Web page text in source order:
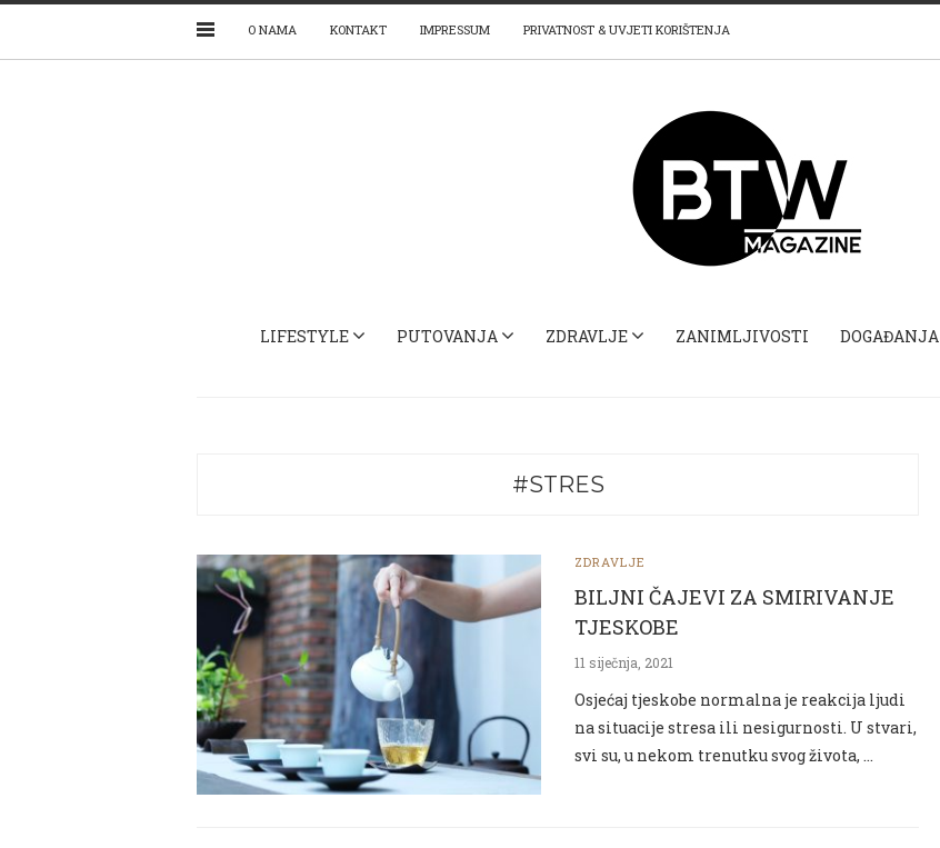
O NAMA KONTAKT IMPRESSUM PRIVATNOST & UVJETI KORIŠTENJA
LIFESTYLE PUTOVANJA ZDRAVLJE ZANIMLJIVOSTI DOGAĐANJA
#STRES
ZDRAVLJE
BILJNI ČAJEVI ZA SMIRIVANJE
TJESKOBE
11 siječnja, 2021
Osjećaj tjeskobe normalna je reakcija ljudi
na situacije stresa ili nesigurnosti. U stvari,
svi su, u nekom trenutku svog života, …